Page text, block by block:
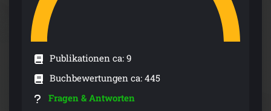
Publikationen ca: 9
Buchbewertungen ca: 445
Fragen & Antworten